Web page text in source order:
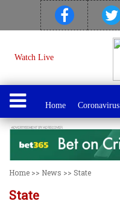
Watch Live
Home Coronavirus
Home >> News >> State
State